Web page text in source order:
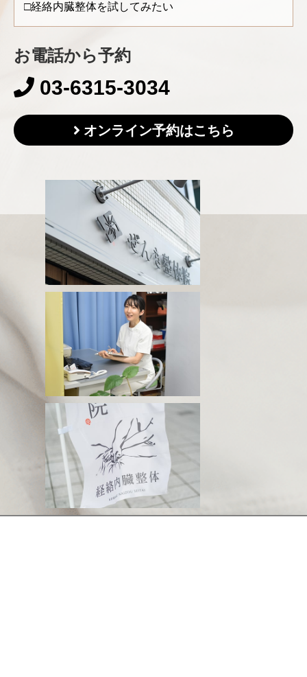
経絡内臓整体を試してみたい
お電話から予約
03-6315-3034
オンライン予約はこちら